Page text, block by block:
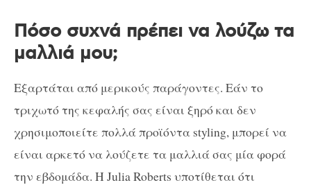
Πόσο συχνά πρέπει να λούζω τα
μαλλιά μου;
Εξαρτάται από μερικούς παράγοντες. Εάν το
τριχωτό της κεφαλής σας είναι ξηρό και δεν
χρησιμοποιείτε πολλά προϊόντα styling, μπορεί να
είναι αρκετό να λούζετε τα μαλλιά σας μία φορά
την εβδομάδα. Η Julia Roberts υποτίθεται ότι